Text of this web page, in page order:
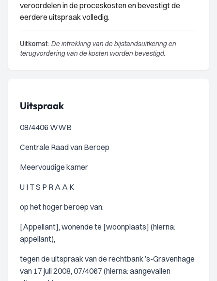
veroordelen in de proceskosten en bevestigt de
eerdere uitspraak volledig.
Uitkomst: De intrekking van de bijstandsuitkering en
terugvordering van de kosten worden bevestigd.
Uitspraak
08/4406 WWB
Centrale Raad van Beroep
Meervoudige kamer
U I T S P R A A K
op het hoger beroep van:
[Appellant], wonende te [woonplaats] (hierna:
appellant),
tegen de uitspraak van de rechtbank ’s-Gravenhage
van 17 juli 2008, 07/4067 (hierna: aangevallen